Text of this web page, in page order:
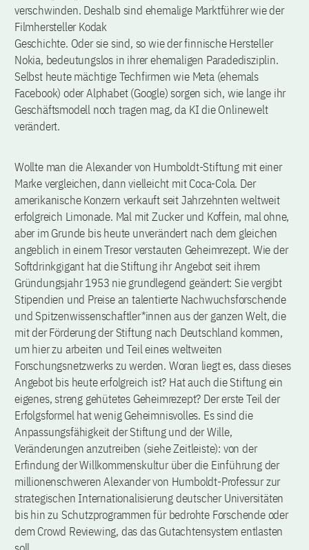
verschwinden. Deshalb sind ehemalige Marktführer wie der
Filmhersteller Kodak
Geschichte. Oder sie sind, so wie der finnische Hersteller
Nokia, bedeutungslos in ihrer ehemaligen Paradedisziplin.
Selbst heute mächtige Techfirmen wie Meta (ehemals
Facebook) oder Alphabet (Google) sorgen sich, wie lange ihr
Geschäftsmodell noch tragen mag, da KI die Onlinewelt
verändert.
Wollte man die Alexander von Humboldt-Stiftung mit einer
Marke vergleichen, dann vielleicht mit Coca-Cola. Der
amerikanische Konzern verkauft seit Jahrzehnten weltweit
erfolgreich Limonade. Mal mit Zucker und Koffein, mal ohne,
aber im Grunde bis heute unverändert nach dem gleichen
angeblich in einem Tresor verstauten Geheimrezept. Wie der
Softdrinkgigant hat die Stiftung ihr Angebot seit ihrem
Gründungsjahr 1953 nie grundlegend geändert: Sie vergibt
Stipendien und Preise an talentierte Nachwuchsforschende
und Spitzenwissenschaftler*innen aus der ganzen Welt, die
mit der Förderung der Stiftung nach Deutschland kommen,
um hier zu arbeiten und Teil eines weltweiten
Forschungsnetzwerks zu werden. Woran liegt es, dass dieses
Angebot bis heute erfolgreich ist? Hat auch die Stiftung ein
eigenes, streng gehütetes Geheimrezept? Der erste Teil der
Erfolgsformel hat wenig Geheimnisvolles. Es sind die
Anpassungsfähigkeit der Stiftung und der Wille,
Veränderungen anzutreiben (siehe Zeitleiste): von der
Erfindung der Willkommenskultur über die Einführung der
millionenschweren Alexander von Humboldt-Professur zur
strategischen Internationalisierung deutscher Universitäten
bis hin zu Schutzprogrammen für bedrohte Forschende oder
dem Crowd Reviewing, das das Gutachtensystem entlasten